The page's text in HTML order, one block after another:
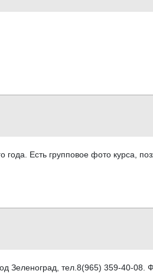
Есть групповое фото курса,
Зеленоград, тел.8(965) 359-40-